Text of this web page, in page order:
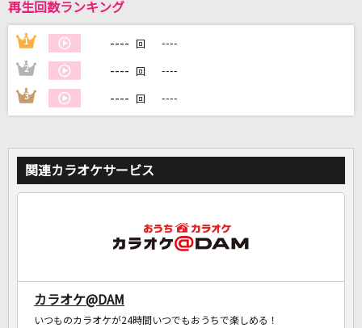
自宅でカラオケ歌い放題！
家族や友達と一緒に！練習にも！
再生回数ランキング
1 ---- 回 ----
2 ---- 回 ----
3 ---- 回 ----
関連カラオケサービス
カラオケ@DAM
いつものカラオケが24時間いつでもおうちで楽しめる！